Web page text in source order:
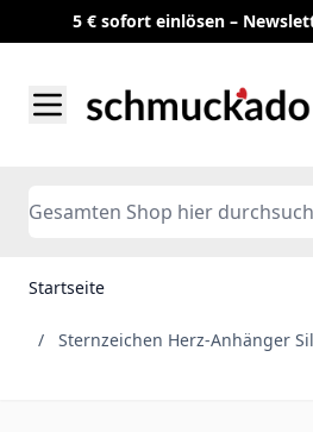
5 € sofort einlösen –
Search
Startseite
/ Sternzeichen Herz-Anhänger